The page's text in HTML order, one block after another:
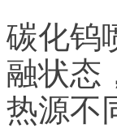
碳化钨
融状态
热源不